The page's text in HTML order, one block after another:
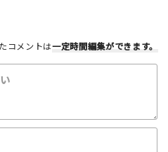
コメントは一定時間編集ができます。
N